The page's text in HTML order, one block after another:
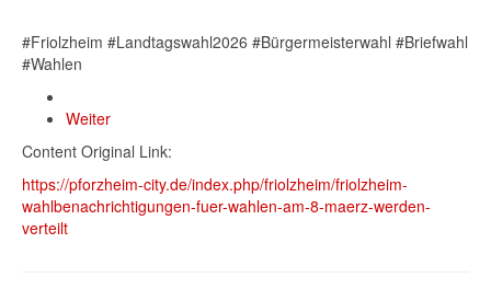
#Friolzheim #Landtagswahl2026 #Bürgermeisterwahl #Briefwahl
#Wahlen
Weiter
Content Original Link:
https://pforzheim-city.de/index.php/friolzheim/friolzheim-
wahlbenachrichtigungen-fuer-wahlen-am-8-maerz-werden-
verteilt